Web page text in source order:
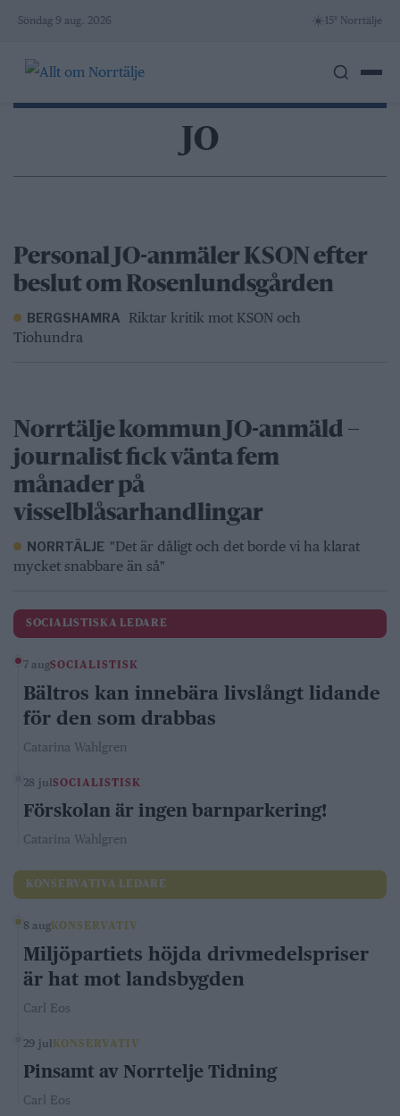
Skip
content
Söndag 9 aug. 2026 ☀️ 15° Norrtälje
JO
Personal JO-anmäler KSON efter
beslut om Rosenlundsgården
BERGSHAMRA
Riktar kritik mot KSON och
Tiohundra
Norrtälje kommun JO-anmäld –
journalist fick vänta fem
månader på
visselblåsarhandlingar
NORRTÄLJE "Det är dåligt och det borde vi ha klarat
mycket snabbare än så"
SOCIALISTISKA LEDARE
7 augSOCIALISTISK
Bältros kan innebära livslångt lidande
för den som drabbas
Catarina Wahlgren
28 julSOCIALISTISK
Förskolan är ingen barnparkering!
Catarina Wahlgren
KONSERVATIVA LEDARE
8 aug KONSERVATIV
Miljöpartiets höjda drivmedelspriser
är hat mot landsbygden
Carl Eos
29 jul KONSERVATIV
Pinsamt av Norrtelje Tidning
Carl Eos